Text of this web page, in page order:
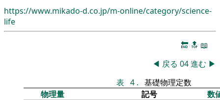
https://www.mikado-d.co.jp/m-online/category/science-
life
🔚 🔝 📖
◀ 戻る 04進む ▶
表 4 . 基礎物理定数
物理量
記号
数